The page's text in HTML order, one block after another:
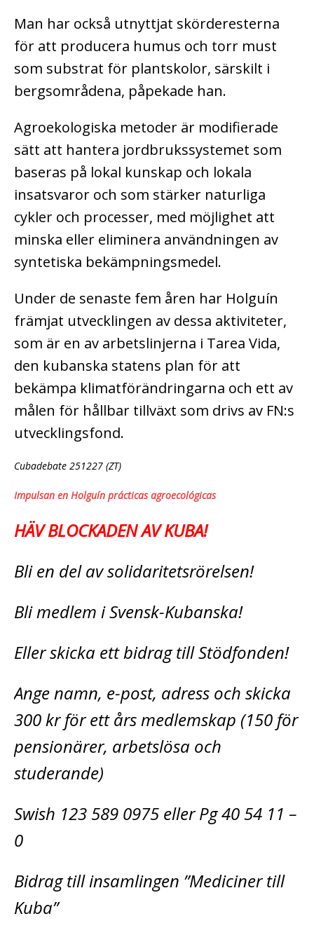
Man har också utnyttjat skörderesterna
för att producera humus och torr must
som substrat för plantskolor, särskilt i
bergsområdena, påpekade han.
Agroekologiska metoder är modifierade
sätt att hantera jordbrukssystemet som
baseras på lokal kunskap och lokala
insatsvaror och som stärker naturliga
cykler och processer, med möjlighet att
minska eller eliminera användningen av
syntetiska bekämpningsmedel.
Under de senaste fem åren har Holguín
främjat utvecklingen av dessa aktiviteter,
som är en av arbetslinjerna i Tarea Vida,
den kubanska statens plan för att
bekämpa klimatförändringarna och ett av
målen för hållbar tillväxt som drivs av FN:s
utvecklingsfond.
Cubadebate 251227 (ZT)
Impulsan en Holguín prácticas agroecológicas
HÄV BLOCKADEN AV KUBA!
Bli en del av solidaritetsrörelsen!
Bli medlem i Svensk-Kubanska!
Eller skicka ett bidrag till Stödfonden!
Ange namn, e-post, adress och skicka
300 kr för ett års medlemskap (150 för
pensionärer, arbetslösa och
studerande)
Swish 123 589 0975 eller Pg 40 54 11 –
0
Bidrag till insamlingen ”Mediciner till
Kuba”